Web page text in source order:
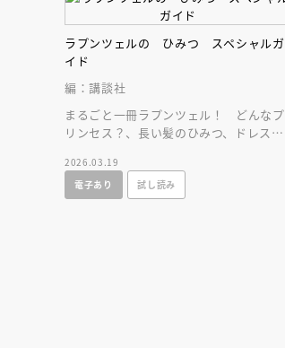
ラプンツェルの ひみつ スペシャルガ
イド
編：講談社
まるごと一冊ラプンツェル！ どんなプ
リンセス？、長い髪のひみつ、ドレスコ
がわかる！
2026.03.19
電子あり
試し読み